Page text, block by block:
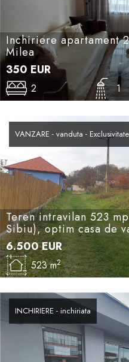
Inchiriere apartament
Milea
350 EUR
2 1
VANZARE - vanduta - Exclusivitate
Teren intravilan 523
Sibiu), optim casa de
6.500EUR
523 m2
INCHIRIERE - inchiriata